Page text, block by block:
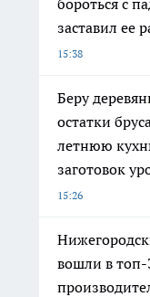
бороться с
заставил ее
15:38
Беру
остатки
летнюю
заготовок
15:26
вошли в топ-